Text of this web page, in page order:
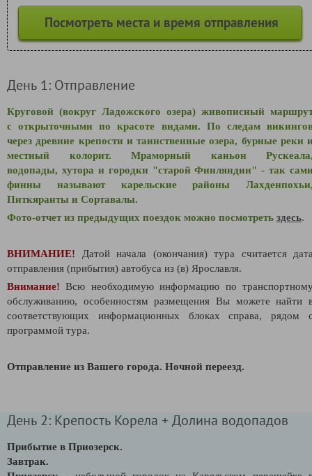
Посмотреть места и время отправления
День 1: Отправление
Круговой (вокруг Ладожского озера) живописный
с открыточными по красоте видами. По следам
через древние крепости и таинственные озера, бурные реки
местный колорит. Мраморный каньон
водопады, хутора и городки "старой Финляндии" - так
финны называют карельские районы
Питкяранты и Сортавалы.
Фото-отчет из предыдущих поездок можно посмотреть здесь.
ВНИМАНИЕ! Датой начала (окончания) тура считается
отправления (прибытия) автобуса из (в) Ярославля.
Внимание! Всю необходимую информацию по
обслуживанию, особенностям размещения Вы можете найти
соответствующих информационных блоках справа, рядом
программой тура.
Отправление из Вашего города. Ночной переезд.
День 2: Крепость Корела + Долина водопадов
Прибытие в Приозерск.
Завтрак.